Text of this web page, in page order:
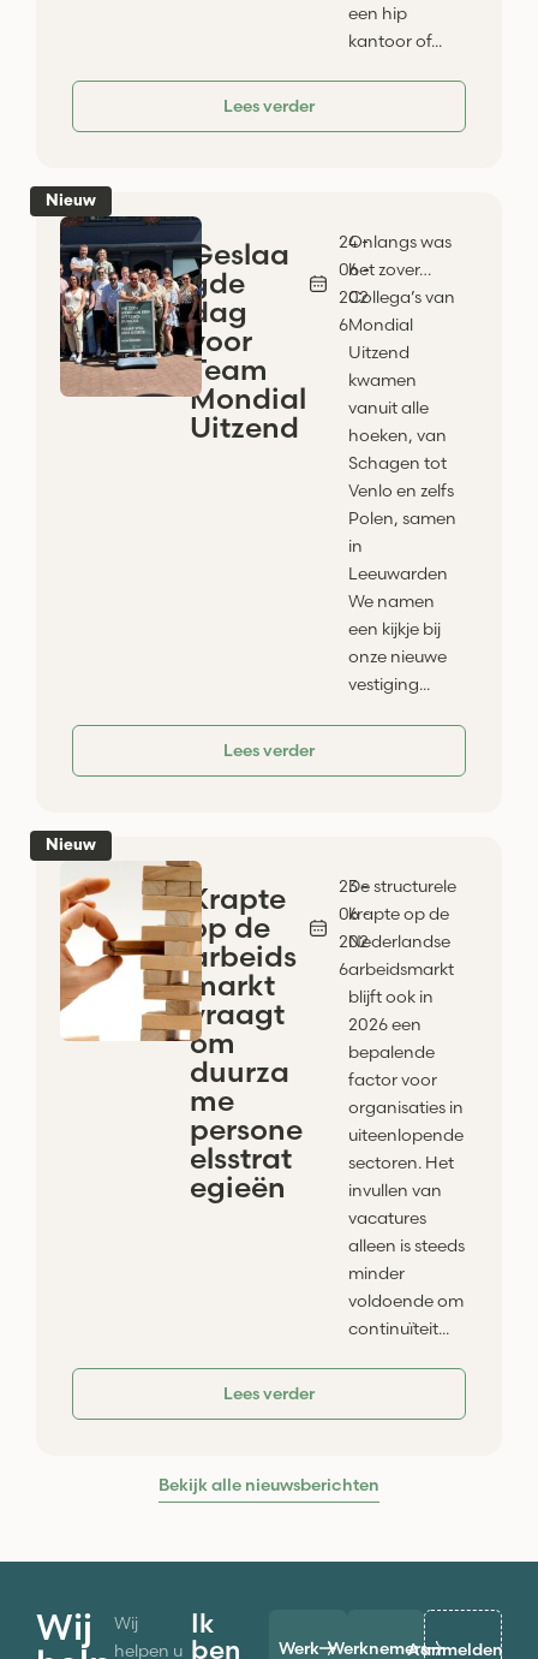
Bekijk alle nieuwsberichten
een hip
kantoor of...
Lees verder
Nieuw
Geslaa
gde
dag
voor
Team
Mondial
Uitzend
24 -
06 -
202
6
Onlangs was
het zover…
Collega’s van
Mondial
Uitzend
kwamen
vanuit alle
hoeken, van
Schagen tot
Venlo en zelfs
Polen, samen
in
Leeuwarden
We namen
een kijkje bij
onze nieuwe
vestiging...
Lees verder
Nieuw
Krapte
op de
arbeids
markt
vraagt
om
duurza
me
persone
elsstrat
egieën
23 -
06 -
202
6
De structurele
krapte op de
Nederlandse
arbeidsmarkt
blijft ook in
2026 een
bepalende
factor voor
organisaties in
uiteenlopende
sectoren. Het
invullen van
vacatures
alleen is steeds
minder
voldoende om
continuïteit...
Lees verder
Wij
Wij
helpen u
Ik
ben Werk WerknemersAanmelden